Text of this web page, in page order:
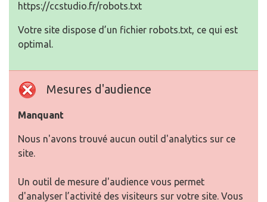
https://ccstudio.fr/robots.txt
Votre site dispose d’un fichier robots.txt, ce qui est
optimal.
Mesures d'audience
Manquant
Nous n'avons trouvé aucun outil d'analytics sur ce
site.
Un outil de mesure d'audience vous permet
d'analyser l’activité des visiteurs sur votre site. Vous